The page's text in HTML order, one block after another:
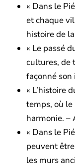
« Dans le
et chaque
histoire de
« Le passé
cultures, de
façonné
« L’histoire
temps, où
harmonie. –
« Dans le
peuvent
les murs